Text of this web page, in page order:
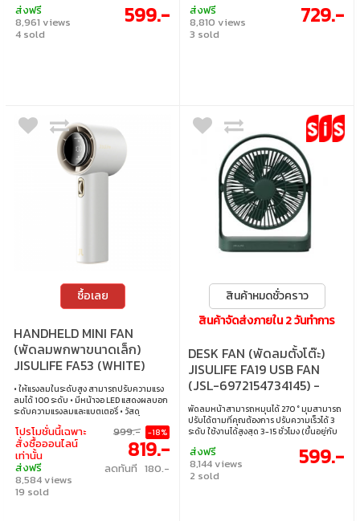
ส่งฟรี
8,961 views
4 sold
599.- ส่งฟรี
8,810 views
3 sold
729.-
ซื้อเลย
HANDHELD MINI FAN
(พัดลมพกพาขนาดเล็ก)
JISULIFE FA53 (WHITE)
• ให้แรงลมในระดับสูง สามารถปรับความแรง
ลมได้ 100 ระดับ • มีหน้าจอ LED แสดงผลบอก
ระดับความแรงลมและแบตเตอรี่ • วัสดุ
พลาสติก ABS ดีไซน์สวยงาม ทันสมัย • ใช้งาน
ได้สูงสุด 2-12 ชั่วโมง (ขึ้นอยู่กับความเร็วลม) •
ใช้เวลาชาร์จ 2-3 ชั่วโมง ใช้พอร์ต USB-Type C
ในการชาร์จ (ไม่รองรับ fast charge) • ความจุ
แบตเตอรี่ 3600mAh
โปรโมชั่นนี้เฉพาะ
สั่งซื้อออนไลน์
เท่านั้น
ส่งฟรี
8,584 views
19 sold
999.- -18%
819.-
ลดทันที 180.-
สินค้าหมดชั่วคราว
สินค้าจัดส่งภายใน 2 วันทำการ
DESK FAN (พัดลมตั้งโต๊ะ)
JISULIFE FA19 USB FAN
(JSL-6972154734145) -
GREEN
พัดลมหน้าสามารถหมุนได้ 270 ° มุมสามารถ
ปรับได้ตามที่คุณต้องการ ปรับความเร็วได้ 3
ระดับ ใช้งานได้สูงสุด 3-15 ชั่วโมง (ขึ้นอยู่กับ
ส่งฟรี
8,144 views
2 sold
599.-